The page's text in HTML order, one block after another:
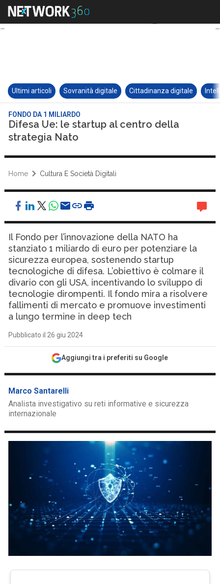
Ultimi articoli Sovranità digitale Cittadinanza digitale
FONDO DA 1 MILIARDO
Difesa Ue: le startup al centro della
strategia Nato
Home Cultura E Società Digitali
Il Fondo per l’innovazione della NATO ha
stanziato 1 miliardo di euro per potenziare la
sicurezza europea, sostenendo startup
tecnologiche di difesa. L’obiettivo è colmare il
divario con gli USA, incentivando lo sviluppo di
tecnologie dirompenti. Il fondo mira a risolvere
fallimenti di mercato e promuove investimenti
a lungo termine in deep tech
Pubblicato il 26 giu 2024
Aggiungi tra i preferiti su Google
Marco Santarelli
Analista investigativo su reti informative e sicurezza
internazionale